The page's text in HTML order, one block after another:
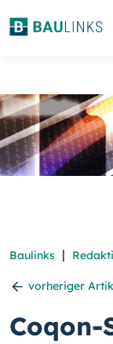
Baulinks |
vorheriger
Coqon-